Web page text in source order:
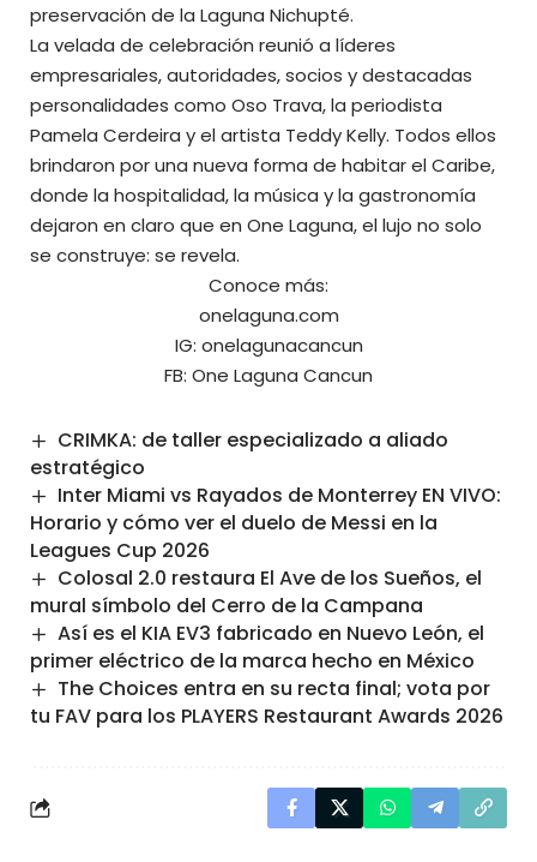
preservación de la Laguna Nichupté.
La velada de celebración reunió a líderes
empresariales, autoridades, socios y destacadas
personalidades como Oso Trava, la periodista
Pamela Cerdeira y el artista Teddy Kelly. Todos ellos
brindaron por una nueva forma de habitar el Caribe,
donde la hospitalidad, la música y la gastronomía
dejaron en claro que en One Laguna, el lujo no solo
se construye: se revela.
Conoce más:
onelaguna.com
IG: onelagunacancun
FB: One Laguna Cancun
CRIMKA: de taller especializado a aliado
estratégico
Inter Miami vs Rayados de Monterrey EN VIVO:
Horario y cómo ver el duelo de Messi en la
Leagues Cup 2026
Colosal 2.0 restaura El Ave de los Sueños, el
mural símbolo del Cerro de la Campana
Así es el KIA EV3 fabricado en Nuevo León, el
primer eléctrico de la marca hecho en México
The Choices entra en su recta final; vota por
tu FAV para los PLAYERS Restaurant Awards 2026